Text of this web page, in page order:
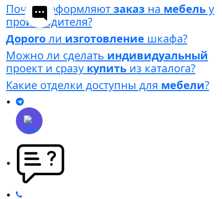
Почему оформляют заказ на мебель у
производителя?
Дорого ли изготовление шкафа?
Можно ли сделать индивидуальный
проект и сразу купить из каталога?
Какие отделки доступны для мебели?